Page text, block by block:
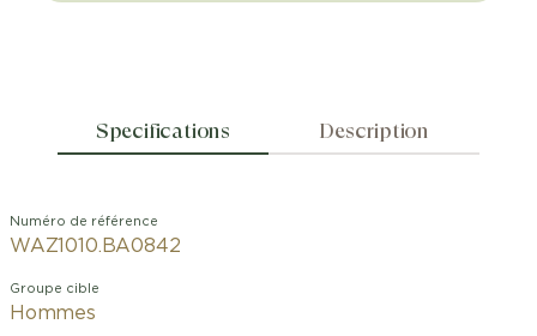
Specifications Description
Numéro de référence
WAZ1010.BA0842
Groupe cible
Hommes